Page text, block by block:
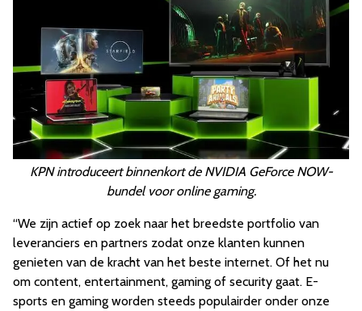
KPN introduceert binnenkort de NVIDIA GeForce NOW-
bundel voor online gaming.
“We zijn actief op zoek naar het breedste portfolio van
leveranciers en partners zodat onze klanten kunnen
genieten van de kracht van het beste internet. Of het nu
om content, entertainment, gaming of security gaat. E-
sports en gaming worden steeds populairder onder onze